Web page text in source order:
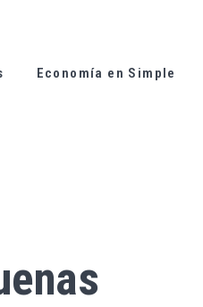
Economía en Simple